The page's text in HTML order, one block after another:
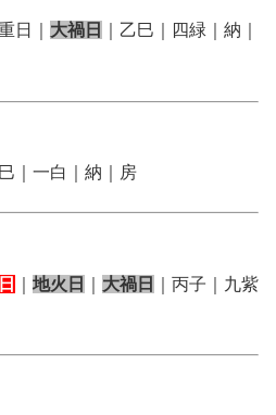
日｜ 大禍日
｜乙巳｜四緑｜納｜
巳｜一白｜納｜房
地火日 大禍日
｜丙子｜九紫